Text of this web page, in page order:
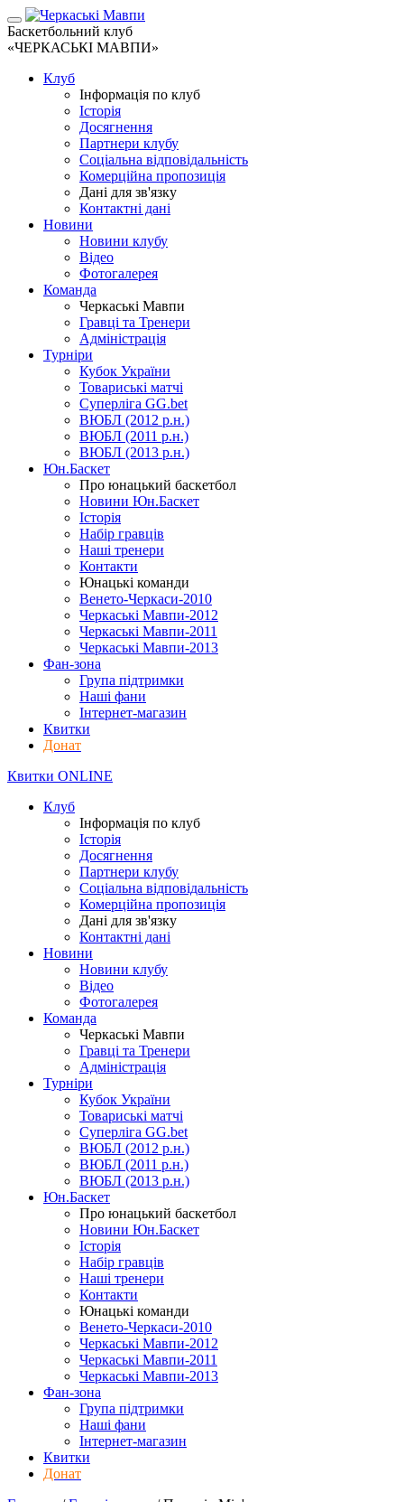
Баскетбольний клуб
«ЧЕРКАСЬКІ МАВПИ»
Клуб
Інформація по клуб
Історія
Досягнення
Партнери клубу
Соціальна відповідальність
Комерційна пропозиція
Дані для зв'язку
Контактні дані
Новини
Новини клубу
Відео
Фотогалерея
Команда
Черкаські Мавпи
Гравці та Тренери
Адміністрація
Турніри
Кубок України
Товариські матчі
Суперліга GG.bet
ВЮБЛ (2012 р.н.)
ВЮБЛ (2011 р.н.)
ВЮБЛ (2013 р.н.)
Юн.Баскет
Про юнацький баскетбол
Новини Юн.Баскет
Історія
Набір гравців
Наші тренери
Контакти
Юнацькі команди
Венето-Черкаси-2010
Черкаські Мавпи-2012
Черкаські Мавпи-2011
Черкаські Мавпи-2013
Фан-зона
Група підтримки
Наші фани
Інтернет-магазин
Квитки
Донат
Квитки ONLINE
Клуб
Інформація по клуб
Історія
Досягнення
Партнери клубу
Соціальна відповідальність
Комерційна пропозиція
Дані для зв'язку
Контактні дані
Новини
Новини клубу
Відео
Фотогалерея
Команда
Черкаські Мавпи
Гравці та Тренери
Адміністрація
Турніри
Кубок України
Товариські матчі
Суперліга GG.bet
ВЮБЛ (2012 р.н.)
ВЮБЛ (2011 р.н.)
ВЮБЛ (2013 р.н.)
Юн.Баскет
Про юнацький баскетбол
Новини Юн.Баскет
Історія
Набір гравців
Наші тренери
Контакти
Юнацькі команди
Венето-Черкаси-2010
Черкаські Мавпи-2012
Черкаські Мавпи-2011
Черкаські Мавпи-2013
Фан-зона
Група підтримки
Наші фани
Інтернет-магазин
Квитки
Донат